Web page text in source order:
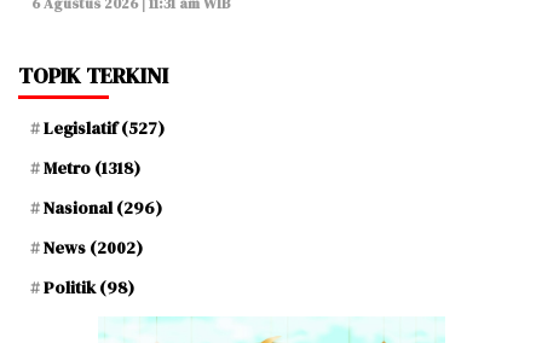
6 Agustus 2026 | 11:31 am WIB
TOPIK TERKINI
Legislatif(527)
Metro (1318)
Nasional(296)
News (2002)
Politik(98)